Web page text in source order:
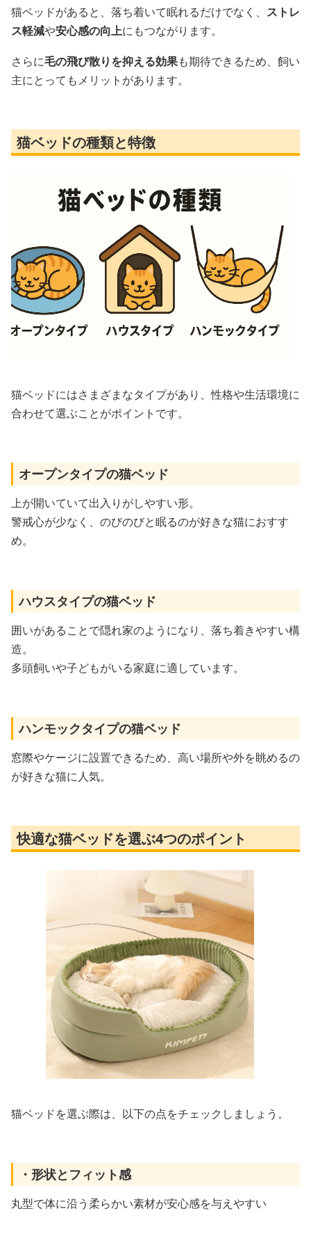
猫ベッドがあると、落ち着いて眠れるだけでなく、 ストレ
ス軽減や安心感の向上にもつながります。
さらに毛の飛び散りを抑える効果も期待できるため、飼い
主にとってもメリットがあります。
猫ベッドの種類と特徴
猫ベッドにはさまざまなタイプがあり、性格や生活環境に
合わせて選ぶことがポイントです。
オープンタイプの猫ベッド
上が開いていて出入りがしやすい形。
警戒心が少なく、のびのびと眠るのが好きな猫におすす
め。
ハウスタイプの猫ベッド
囲いがあることで隠れ家のようになり、落ち着きやすい構
造。
多頭飼いや子どもがいる家庭に適しています。
ハンモックタイプの猫ベッド
窓際やケージに設置できるため、高い場所や外を眺めるの
が好きな猫に人気。
快適な猫ベッドを選ぶ4つのポイント
猫ベッドを選ぶ際は、以下の点をチェックしましょう。
・形状とフィット感
丸型で体に沿う柔らかい素材が安心感を与えやすい